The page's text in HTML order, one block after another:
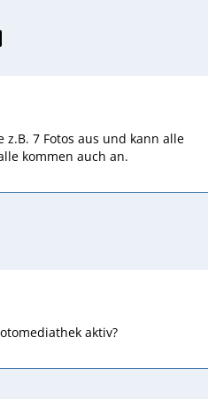
7 Fotos aus und kann alle
kommen auch an.
aktiv?